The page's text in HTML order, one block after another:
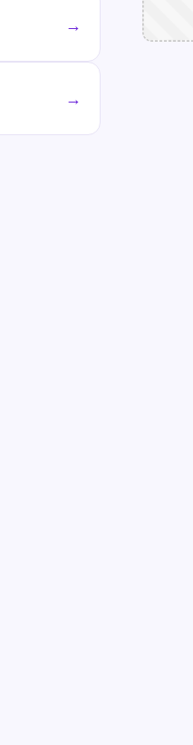
→
→